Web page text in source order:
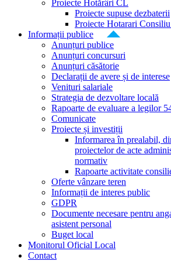
Proiecte Hotărâri CL
Proiecte supuse dezbaterii
Proiecte Hotarari
Informații publice
Anunțuri publice
Anunțuri concursuri
Anunțuri căsătorie
Declarații de avere și de interese
Venituri salariale
Strategia de dezvoltare locală
Rapoarte de evaluare a legilor
Comunicate
Proiecte și investiții
Informarea în prealabil,
proiectelor de acte
normativ
Rapoarte activitate
Oferte vânzare teren
Informații de interes public
GDPR
Documente necesare pentru
asistent personal
Buget local
Monitorul Oficial Local
Contact